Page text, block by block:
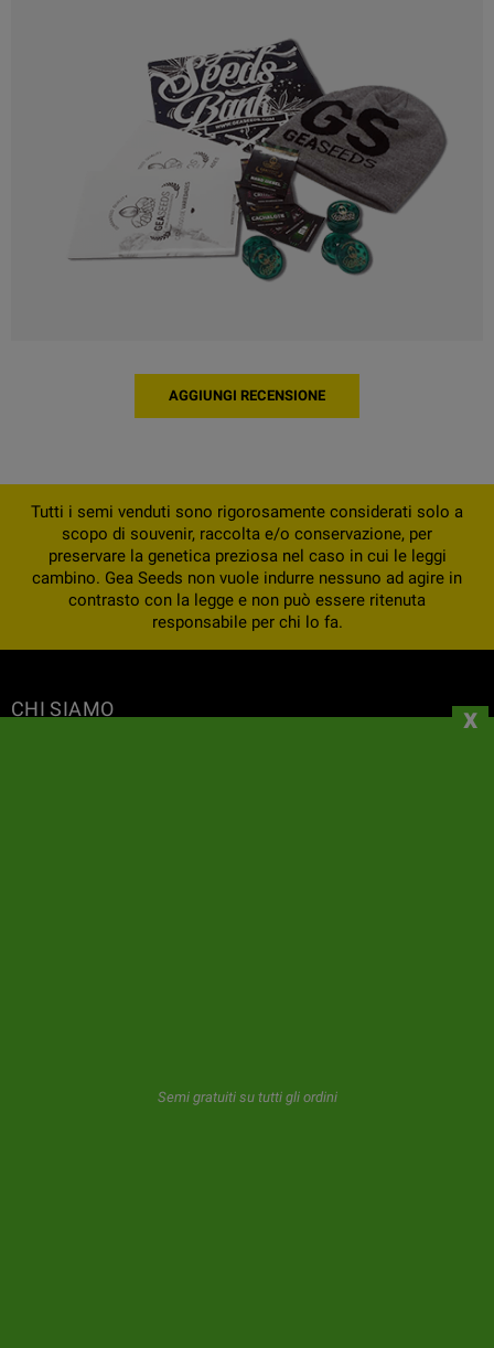
AGGIUNGI RECENSIONE
Tutti i semi venduti sono rigorosamente considerati solo a
scopo di souvenir, raccolta e/o conservazione, per
preservare la genetica preziosa nel caso in cui le leggi
cambino. Gea Seeds non vuole indurre nessuno ad agire in
contrasto con la legge e non può essere ritenuta
responsabile per chi lo fa.
CHI SIAMO
Semi gratuiti su tutti gli ordini
x